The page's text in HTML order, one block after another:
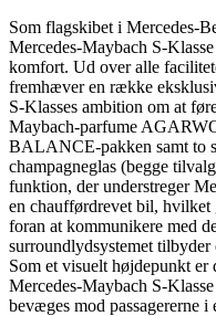
Som flagskibet i Mercedes-
Mercedes-Maybach S-
komfort. Ud over alle
fremhæver en række
S-Klasses ambition om at
Maybach-parfume
BALANCE-pakken samt to
champagneglas (begge
funktion, der understreger
en chaufførdrevet bil, hvilket
foran at kommunikere med
surroundlydsystemet
Som et visuelt højdepunkt er
Mercedes-Maybach S-
bevæges mod passagererne i